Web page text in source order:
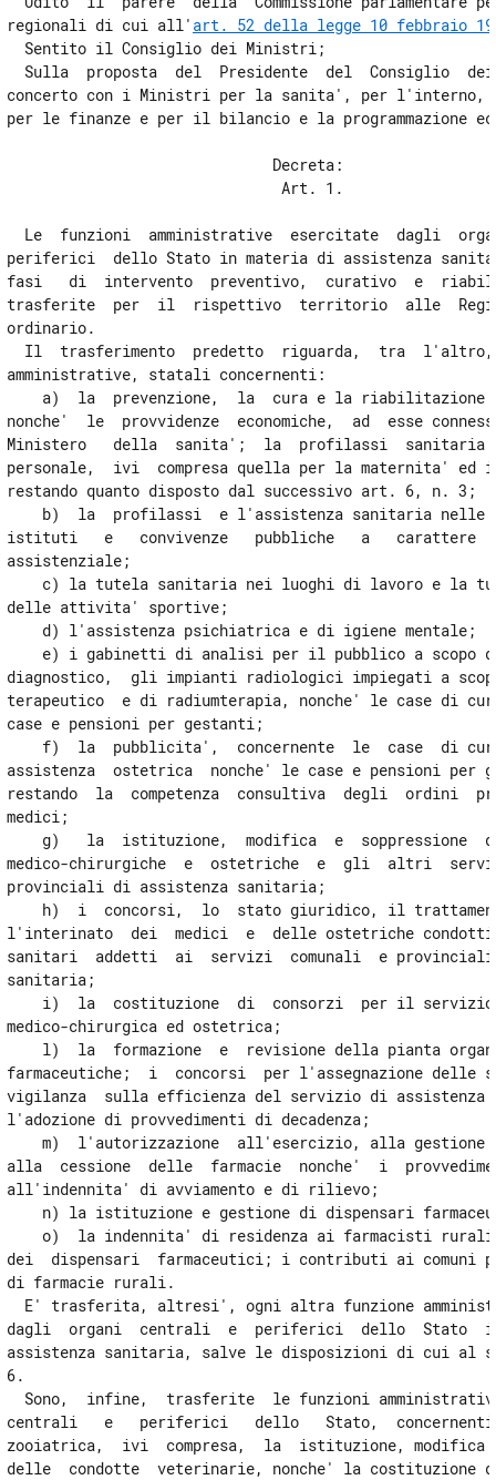
21
22
23
24
Tabella
regionali di cui all' art. 52 della legge 10 febbraio
  Sentito il Consiglio dei Ministri;
Sulla  proposta  del  Presidente  del  Consiglio
concerto con i Ministri per la sanita', per l'interno,
per le finanze e per il bilancio e la programmazione
                              Decreta:
                               Art. 1.
Le  funzioni  amministrative  esercitate  dagli
periferici  dello Stato in materia di assistenza
fasi   di  intervento  preventivo,  curativo  e
trasferite  per  il  rispettivo  territorio  alle
ordinario.
Il  trasferimento  predetto  riguarda,  tra
amministrative, statali concernenti:
a)  la  prevenzione,  la  cura e la riabilitazione
nonche'  le  provvidenze  economiche,  ad  esse
Ministero   della  sanita';  la  profilassi  sanitaria
personale,  ivi  compresa quella per la maternita' ed
restando quanto disposto dal successivo art. 6, n. 3;
b)  la  profilassi  e l'assistenza sanitaria nelle
istituti   e   convivenze   pubbliche   a   carattere
assistenziale;
c) la tutela sanitaria nei luoghi di lavoro e la
delle attivita' sportive;
    d) l'assistenza psichiatrica e di igiene mentale;
e) i gabinetti di analisi per il pubblico a scopo
diagnostico,  gli impianti radiologici impiegati a
terapeutico  e di radiumterapia, nonche' le case di
case e pensioni per gestanti;
f)  la  pubblicita',  concernente  le  case  di
assistenza  ostetrica  nonche' le case e pensioni per
restando  la  competenza  consultiva  degli  ordini
medici;
g)   la  istituzione,  modifica  e  soppressione
medico-chirurgiche  e  ostetriche  e  gli  altri
provinciali di assistenza sanitaria;
h)  i  concorsi,  lo  stato giuridico, il
l'interinato  dei  medici  e  delle ostetriche
sanitari  addetti  ai  servizi  comunali  e provinciali
sanitaria;
i)  la  costituzione  di  consorzi  per il
medico-chirurgica ed ostetrica;
l)  la  formazione  e  revisione della pianta
farmaceutiche;  i  concorsi  per l'assegnazione delle
vigilanza  sulla efficienza del servizio di assistenza
l'adozione di provvedimenti di decadenza;
m)  l'autorizzazione  all'esercizio, alla gestione
alla  cessione  delle  farmacie  nonche'  i
all'indennita' di avviamento e di rilievo;
n) la istituzione e gestione di dispensari
o)  la indennita' di residenza ai farmacisti
dei  dispensari  farmaceutici; i contributi ai comuni
di farmacie rurali.
E' trasferita, altresi', ogni altra funzione
dagli  organi  centrali  e  periferici  dello  Stato
assistenza sanitaria, salve le disposizioni di cui al
6.
Sono,  infine,  trasferite  le funzioni
centrali   e   periferici   dello   Stato,  concernenti
zooiatrica,  ivi  compresa,  la  istituzione, modifica e
delle  condotte  veterinarie, nonche' la costituzione